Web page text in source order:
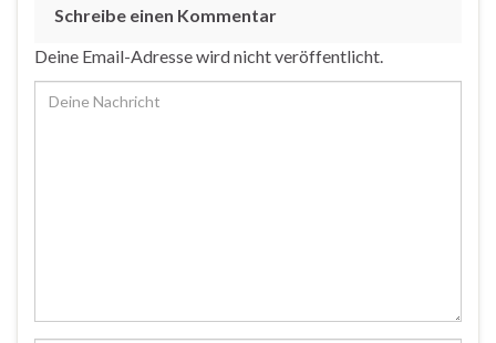
Schreibe einen Kommentar
Deine Email-Adresse wird nicht veröffentlicht.